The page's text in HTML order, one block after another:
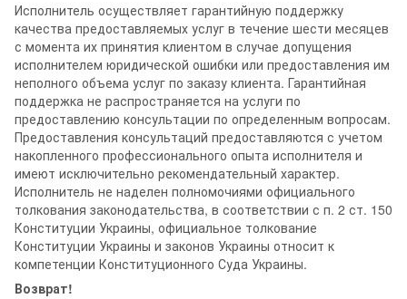
Исполнитель осуществляет гарантийную поддержку
качества предоставляемых услуг в течение шести месяцев
с момента их принятия клиентом в случае допущения
исполнителем юридической ошибки или предоставления им
неполного объема услуг по заказу клиента. Гарантийная
поддержка не распространяется на услуги по
предоставлению консультации по определенным вопросам.
Предоставления консультаций предоставляются с учетом
накопленного профессионального опыта исполнителя и
имеют исключительно рекомендательный характер.
Исполнитель не наделен полномочиями официального
толкования законодательства, в соответствии с п. 2 ст. 150
Конституции Украины, официальное толкование
Конституции Украины и законов Украины относит к
компетенции Конституционного Суда Украины.
Возврат!